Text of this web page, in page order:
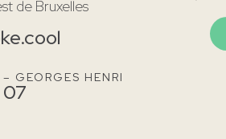
de Bruxelles
GEORGES HENRI